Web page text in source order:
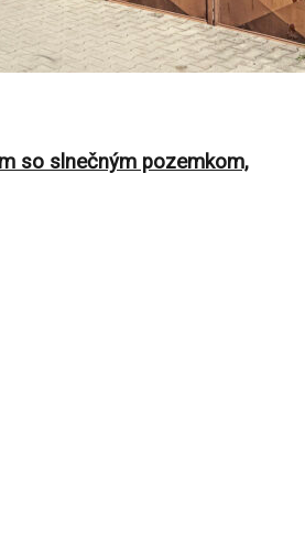
so slnečným pozemkom,